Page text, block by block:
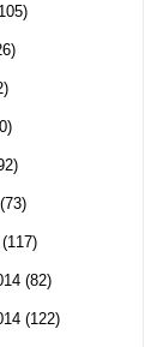
(73)
(117)
(82)
(122)